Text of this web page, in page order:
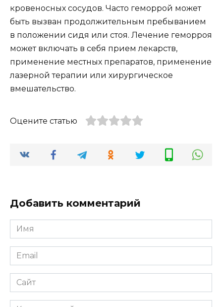
кровеносных сосудов. Часто геморрой может
быть вызван продолжительным пребыванием
в положении сидя или стоя. Лечение геморроя
может включать в себя прием лекарств,
применение местных препаратов, применение
лазерной терапии или хирургическое
вмешательство.
Оцените статью
Добавить комментарий
Имя
*
Email
*
Сайт